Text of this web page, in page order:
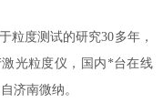
粒度测试的研究30多年，
光粒度仪，国内*台在线
济南微纳。